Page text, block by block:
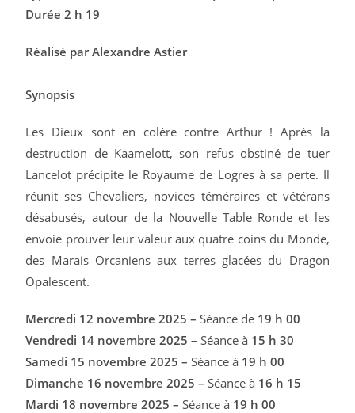
Durée 2 h 19
Réalisé par Alexandre Astier
Synopsis
Les Dieux sont en colère contre Arthur ! Après la
destruction de Kaamelott, son refus obstiné de tuer
Lancelot précipite le Royaume de Logres à sa perte. Il
réunit ses Chevaliers, novices téméraires et vétérans
désabusés, autour de la Nouvelle Table Ronde et les
envoie prouver leur valeur aux quatre coins du Monde,
des Marais Orcaniens aux terres glacées du Dragon
Opalescent.
Mercredi 12 novembre 2025 –Séance de 19 h 00
Vendredi 14 novembre 2025 –Séance à 15 h 30
Samedi 15 novembre 2025 –Séance à 19 h 00
Dimanche 16 novembre 2025 –Séance à 16 h 15
Mardi 18 novembre 2025 –Séance à 19 h 00